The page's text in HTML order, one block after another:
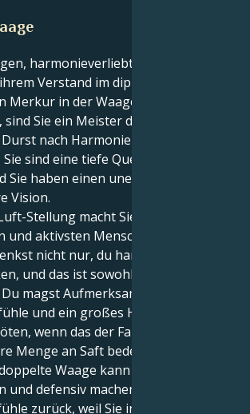
harmonieverliebten Waage-
Verstand im diplomatischen,
Merkur in der Waage auf
Sie ein Meister der sozialen
nach Harmonie kennt wirklich
sind eine tiefe Quelle der
Sie haben einen unerschütterlichen
Vision.
Stellung macht Sie zu einem der
aktivsten Menschen im ganzen
nicht nur, du handelst auch nach
und das ist sowohl ein Segen als
magst Aufmerksamkeit, aber du
und ein großes Herz, du würdest
wenn das der Fall wäre. Aber
Menge an Saft bedeutet auch
Waage kann Sie auch extrem
und defensiv machen, denn Sie
zurück, weil Sie in Ihrem Inneren